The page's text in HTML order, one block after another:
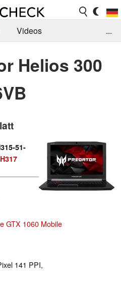
Videos
Suche
Jobs
...
Helios 300
51-
GTX 1060 Mobile
141 PPI,